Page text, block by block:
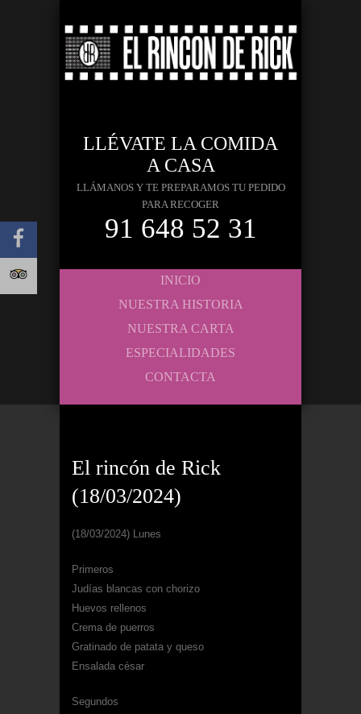
LLÉVATE LA COMIDA
A CASA
LLÁMANOS Y TE PREPARAMOS TU PEDIDO
PARA RECOGER
91 648 52 31
INICIO
NUESTRA HISTORIA
NUESTRA CARTA
ESPECIALIDADES
CONTACTA
El rincón de Rick
(18/03/2024)
(18/03/2024) Lunes
Primeros
Judías blancas con chorizo
Huevos rellenos
Crema de puerros
Gratinado de patata y queso
Ensalada césar
Segundos